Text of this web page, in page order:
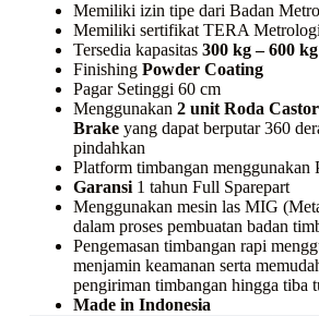
Memiliki izin tipe dari Badan
Memiliki sertifikat TERA Metrologi
Tersedia kapasitas 300 kg – 600 kg
Finishing Powder Coating
Pagar Setinggi 60 cm
Menggunakan 2 unit Roda
Brakeyang dapat berputar 360
pindahkan
Platform timbangan menggunakan
Garansi1 tahun Full Sparepart
Menggunakan mesin las MIG
dalam proses pembuatan badan
Pengemasan timbangan rapi
menjamin keamanan serta
pengiriman timbangan hingga tiba
Made in Indonesia